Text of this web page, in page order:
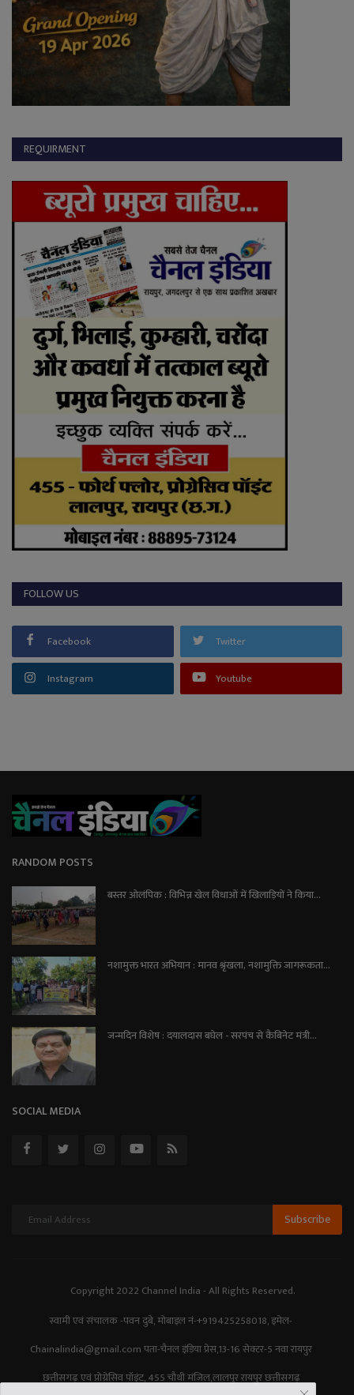
REQUIRMENT
FOLLOW US
Facebook Twitter
Instagram Youtube
RANDOM POSTS
बस्तर ओलंपिक : विभिन्न खेल विधाओं में खिलाड़ियों ने किया...
नशामुक्त भारत अभियान : मानव श्रृंखला, नशामुक्ति जागरूकता...
जन्मदिन विशेष : दयालदास बघेल - सरपंच से कैबिनेट मंत्री...
SOCIAL MEDIA
Subscribe
Copyright 2022 Channel India - All Rights Reserved.
स्वामी एवं संचालक -पवन दुबे, मोबाइल नं-+919425258018, इमेल-
Chainalindia@gmail.com पता-चैनल इंडिया प्रेस,13-16 सेक्टर-5 नवा रायपुर
छत्तीसगढ़ एवं प्रोग्रेसिव पॉइंट, 455 चौथी मंजिल,लालपुर रायपुर छत्तीसगढ़